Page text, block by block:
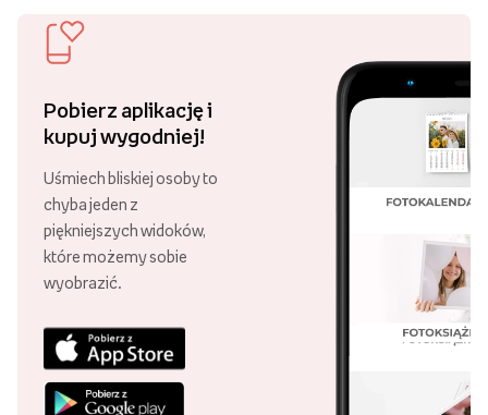
Pobierz aplikację i
kupuj wygodniej!
Uśmiech bliskiej osoby to
chyba jeden z
piękniejszych widoków,
które możemy sobie
wyobrazić.